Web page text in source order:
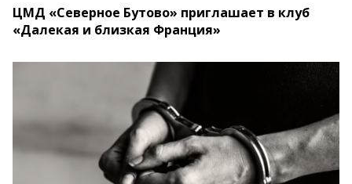
ЦМД «Северное Бутово» приглашает в клуб
«Далекая и близкая Франция»